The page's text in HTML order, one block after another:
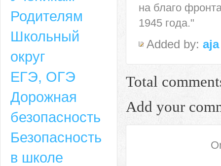
на благо
1945 года."
Added by: aja
Total
Add your
Родителям
Школьный
округ
ЕГЭ, ОГЭ
Дорожная
безопасность
Безопасность
в школе